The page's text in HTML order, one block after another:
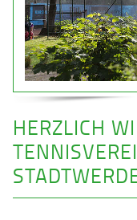
HERZLICH